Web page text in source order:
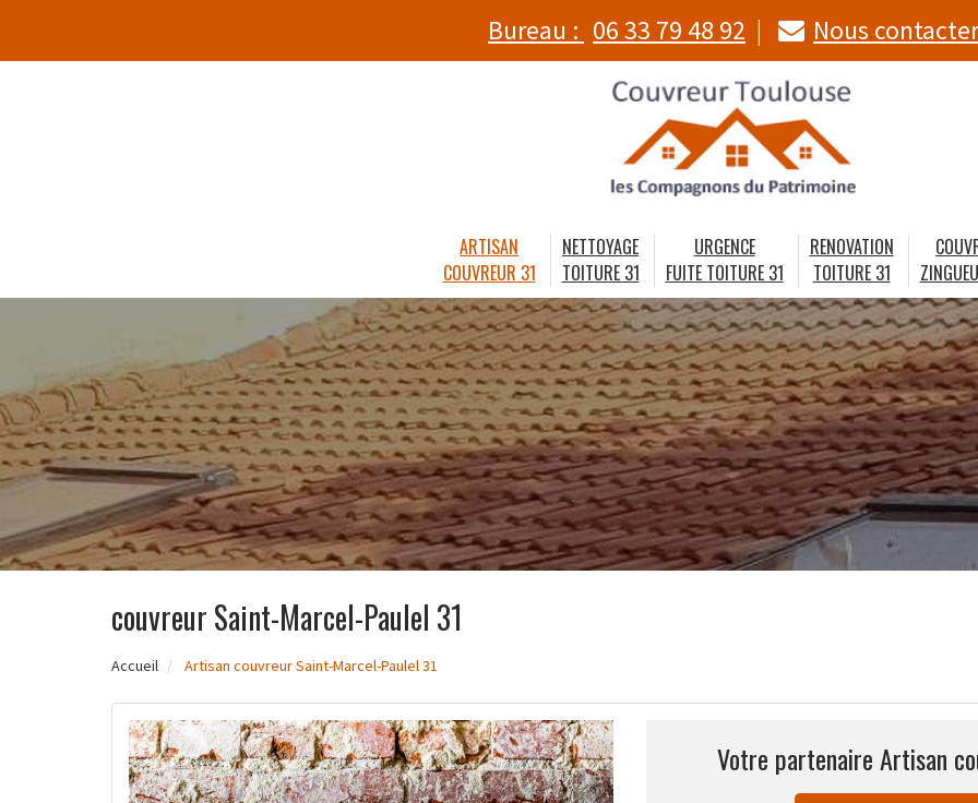
Bureau : 06 33 79 48 92 Nous contacter
ARTISAN
COUVREUR 31
NETTOYAGE
TOITURE 31
URGENCE
FUITE TOITURE 31
RENOVATION
TOITURE 31
couvreur Saint-Marcel-Paulel 31
Accueil Artisan couvreur Saint-Marcel-Paulel 31
Votre partenaire Artisan